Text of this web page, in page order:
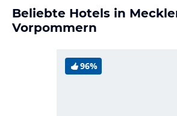
Beliebte Hotels in
Vorpommern
96%